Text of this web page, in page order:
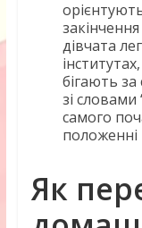
дівчата
бігають
зі
самого
положенні
Як